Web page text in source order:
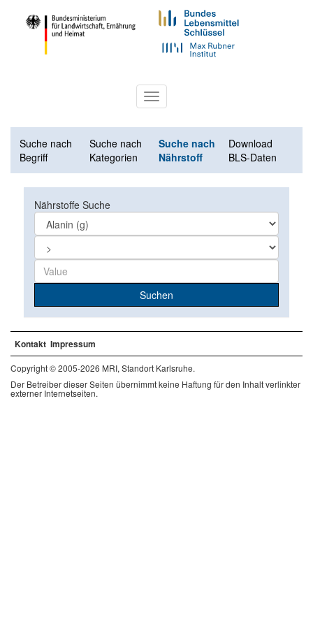
Toggle
navigation
Suche nach
Begriff
Suche nach
Kategorien
Suche nach
Nährstoff
Download
BLS-Daten
Nährstoffe Suche
Suchen
Kontakt Impressum
Copyright © 2005-2026 MRI, Standort Karlsruhe.
Der Betreiber dieser Seiten übernimmt keine Haftung für den Inhalt verlinkter
externer Internetseiten.